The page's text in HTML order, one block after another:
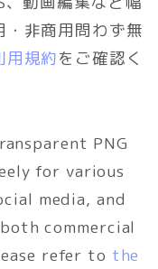
非商用問わず無
用規約をご確認く
PNG
for various
media, and
commercial
refer to the